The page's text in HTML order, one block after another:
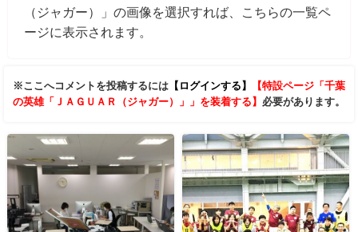
（ジャガー）」の画像を選択すれば、こちらの一覧ペ
ージに表示されます。
※ここへコメントを投稿するには 【ログインする】
【特設ページ「千葉
の英雄「ＪＡＧＵＡＲ（ジャガー）」」を装着する】 必要があります。